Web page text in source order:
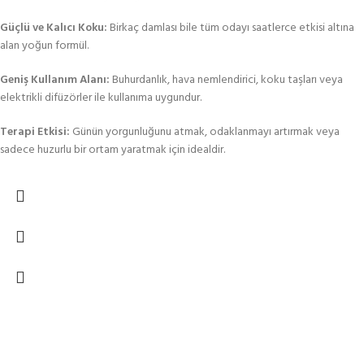
Güçlü ve Kalıcı Koku: Birkaç damlası bile tüm odayı saatlerce etkisi altına
alan yoğun formül.
Geniş Kullanım Alanı: Buhurdanlık, hava nemlendirici, koku taşları veya
elektrikli difüzörler ile kullanıma uygundur.
Terapi Etkisi: Günün yorgunluğunu atmak, odaklanmayı artırmak veya
sadece huzurlu bir ortam yaratmak için idealdir.